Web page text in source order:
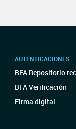
AUTENTICACIONES
BFA Repositorio
BFA Verificación
Firma digital